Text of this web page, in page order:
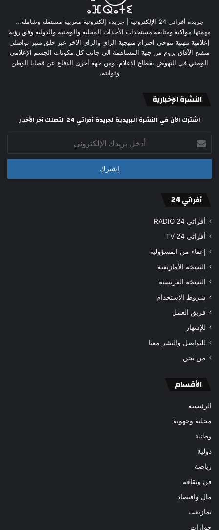
جريدة أفراتي 24 الإلكترونية | جريدة إلكترونية مغربية مستقلة وشاملة...
مهمتها مواكبة ومتابعة مستجدات الأحداث المحلية والوطنية والدولية وفق رؤية
إعلامية مهنية تتوخى احترام منهجية الراي والراي الاخر عبر خلق منبر تواصلي
منفتح الآفاق يروم من جهة المساهمة الى جانب كل مكونات الجسم الإعلامي
الوطني في النهوض بقطاع الإعلام، ومن جهة أخرى الدفاع عن قضايا الوطن
وثوابته.
النشرة الإخبارية
اشترك الآن في النشرة البريدية لجريدة أفراتي 24، لتصلك آخر الأخبار
بريدك
الإلكتروني
أفراتي 24
أفراتي 24 RADIO
أفراتي 24 TV
إعفاء من المسؤولية
النسخة الأمازيغية
النسخة الفرنسية
شروط الاستخدام
فريق العمل
للإشهار
للتواصل والنشر معنا
من نحن
الأقسام
الرئيسية
محلية وجهوية
وطنية
دولية
رياضة
فن وثقافة
مال واقتصاد
تمازيغت
حوارات